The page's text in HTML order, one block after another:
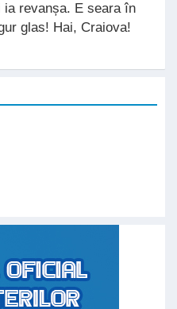
revanșa. E seara în
glas! Hai, Craiova!